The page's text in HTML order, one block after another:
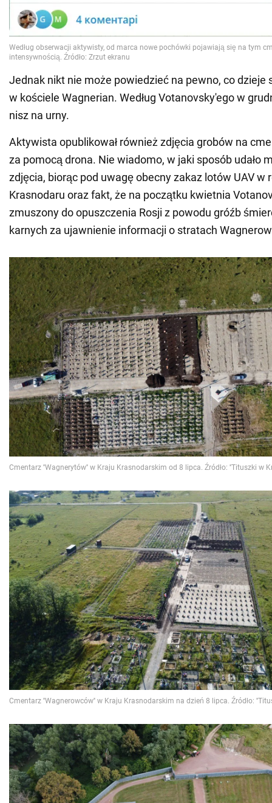
Jednak nikt nie może powiedzieć na pewno, co dzieje
w kościele Wagnerian. Według Votanovsky'ego w
nisz na urny.
Aktywista opublikował również zdjęcia grobów na
za pomocą drona. Nie wiadomo, w jaki sposób udało
zdjęcia, biorąc pod uwagę obecny zakaz lotów UAV w
Krasnodaru oraz fakt, że na początku kwietnia
zmuszony do opuszczenia Rosji z powodu gróźb
karnych za ujawnienie informacji o stratach